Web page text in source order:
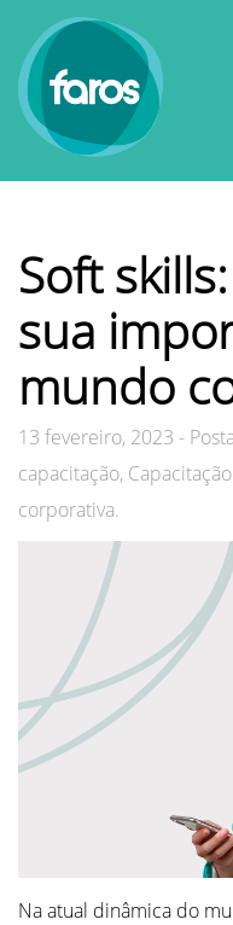
Soft
sua
mundo
13 fevereiro, 2023 -
capacitação,
corporativa.
Na atual dinâmica do